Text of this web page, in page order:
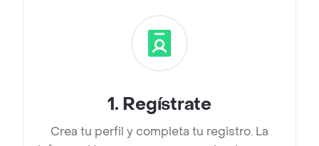
1. Regístrate
Crea tu perfil y completa tu registro. La